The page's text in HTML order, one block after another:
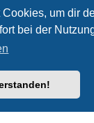
um dir
bei der